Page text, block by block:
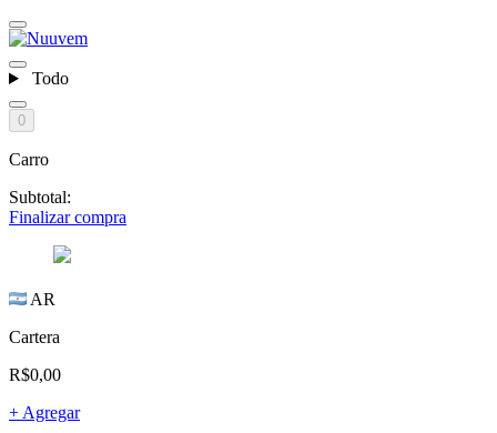
Todo
0
Carro
Subtotal:
Finalizar compra
AR
Cartera
R$0,00
+ Agregar